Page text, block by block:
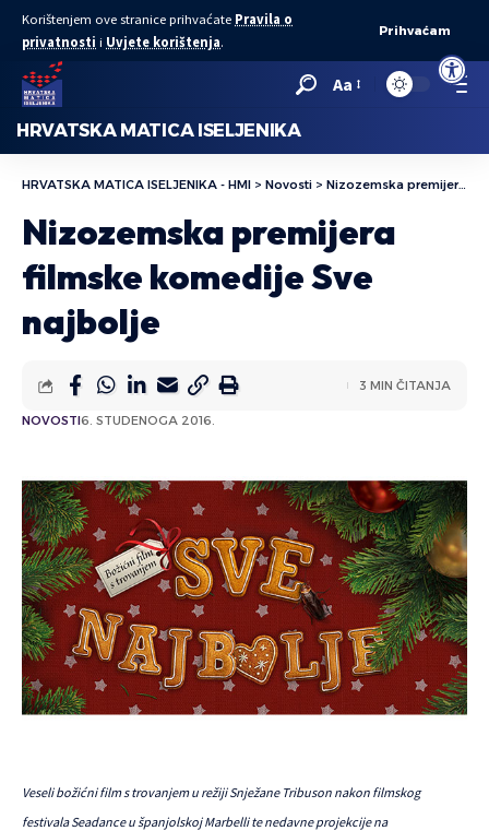
Open
Korištenjem ove stranice prihvaćate Pravila o
privatnosti i Uvjete korištenja.
Prihvaćam
Aa
HRVATSKA MATICA ISELJENIKA
HRVATSKA MATICA ISELJENIKA - HMI > Novosti > Nizozemska premijera filmske komedije Sve najbolje
Nizozemska premijera
filmske komedije Sve
najbolje
NOVOSTI6. STUDENOGA 2016.
3 MIN ČITANJA
Veseli božićni film s trovanjem u režiji Snježane Tribuson nakon filmskog
festivala Seadance u španjolskoj Marbelli te nedavne projekcije na